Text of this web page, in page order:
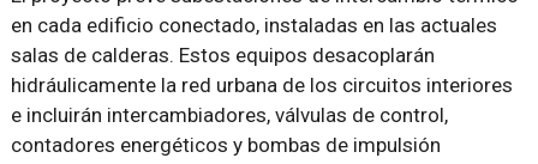
en cada edificio conectado, instaladas en las actuales
salas de calderas. Estos equipos desacoplarán
hidráulicamente la red urbana de los circuitos interiores
e incluirán intercambiadores, válvulas de control,
contadores energéticos y bombas de impulsión